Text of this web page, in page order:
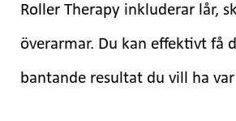
Roller Therapy inkluderar lår,
överarmar. Du kan effektivt få
bantande resultat du vill ha